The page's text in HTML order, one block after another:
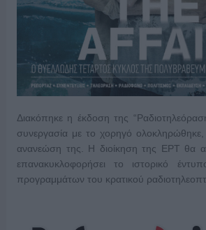
Διακόπηκε η έκδοση της
συνεργασία με το χορηγό
ανανεώση της. Η διοίκηση της ΕΡΤ θα
επανακυκλοφορήσει το ιστορικό
προγραμμάτων του κρατικού